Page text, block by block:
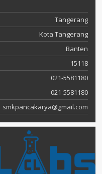
Tangerang
Kota Tangerang
Banten
15118
021-5581180
021-5581180
smkpancakarya@gmail.com